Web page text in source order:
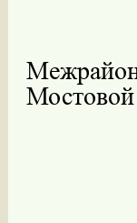
Мостовой